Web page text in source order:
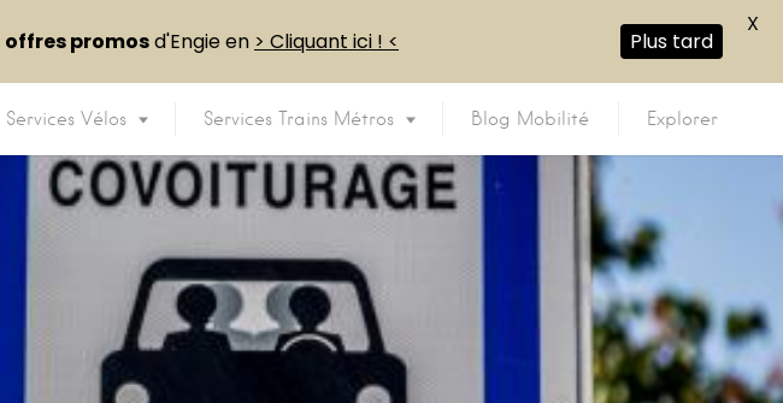
Services Vélos Services Trains Métros Blog Mobilité Explorer
offres promosd'Engie en > Cliquant ici ! < Plus tard
X